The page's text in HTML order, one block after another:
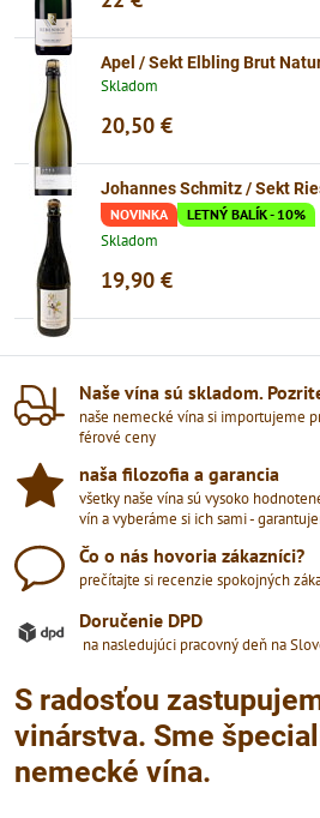
Apel / Sekt Elbling Brut
Skladom
20,50 €
Johannes Schmitz / Sekt
NOVINKA LETNÝ BALÍK - 10%
Skladom
19,90 €
Naše vína sú skladom​.
naše nemecké vína si importujeme
férové ceny
naša filozofia a garancia
všetky naše vína sú vysoko
vín a vyberáme si ich sami -
Čo o nás hovoria zákazníci?
prečítajte si recenzie spokojných
Doručenie DPD
na nasledujúci pracovný deň na
S radosťou
vinárstva. Sme
nemecké vína.